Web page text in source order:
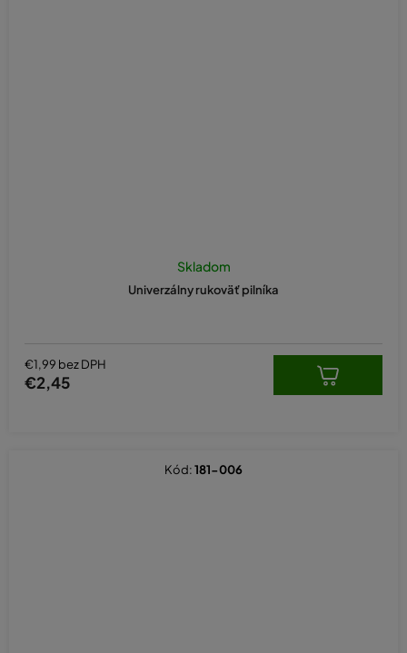
Univerzálny rukoväť pilníka
Skladom
€1,99 bez DPH
€2,45
Kód:181-006